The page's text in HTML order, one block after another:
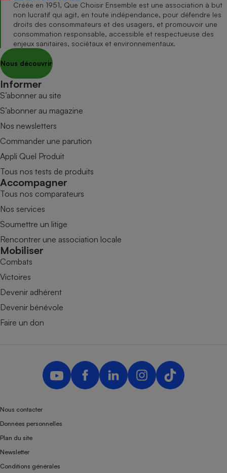
Créée en 1951, Que Choisir Ensemble est une association à but
non lucratif qui agit, en toute indépendance, pour défendre les
droits des consommateurs et des usagers, et promouvoir une
consommation responsable, accessible et respectueuse des
enjeux sanitaires, sociétaux et environnementaux.
Nous découvrir
Informer
S’abonner au site
S’abonner au magazine
Nos newsletters
Commander une parution
Appli Quel Produit
Tous nos tests de produits
Accompagner
Tous nos comparateurs
Nos services
Soumettre un litige
Rencontrer une association locale
Mobiliser
Combats
Victoires
Devenir adhérent
Devenir bénévole
Faire un don
Nous contacter
Données personnelles
Plan du site
Newsletter
Conditions générales